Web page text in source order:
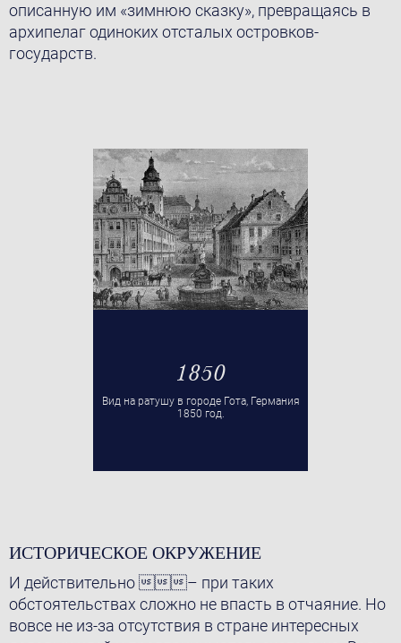
описанную им «зимнюю сказку», превращаясь в
архипелаг одиноких отсталых островков-
государств.
1850
Вид на ратушу в городе Гота, Германия
1850 год.
ИСТОРИЧЕСКОЕ ОКРУЖЕНИЕ
И действительно – при таких
обстоятельствах сложно не впасть в отчаяние. Но
вовсе не из-за отсутствия в стране интересных